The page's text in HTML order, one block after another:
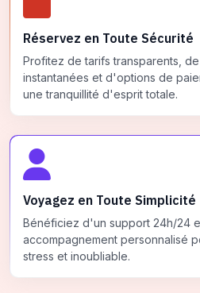
Réservez en Toute Sécurité
Profitez de tarifs transparents,
instantanées et d'options de
une tranquillité d'esprit totale.
Voyagez en Toute Simplicité
Bénéficiez d'un support 24h/24
accompagnement personnalisé
stress et inoubliable.